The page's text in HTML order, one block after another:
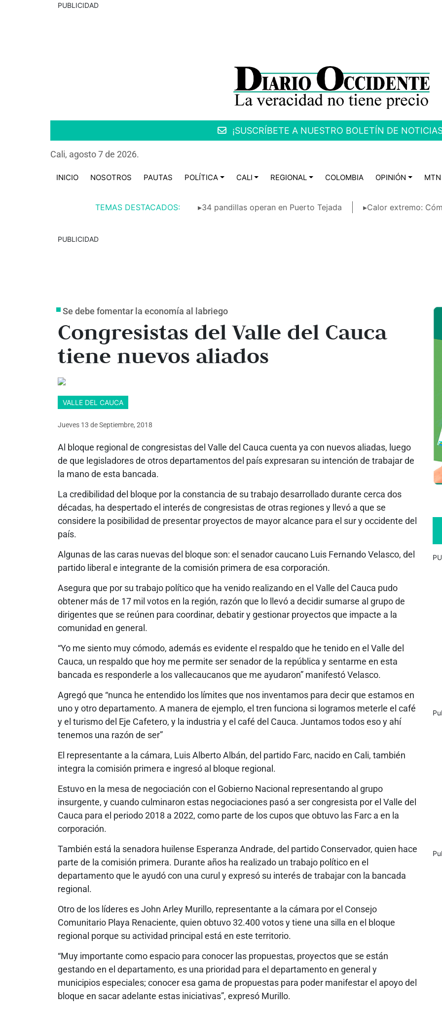
PUBLICIDAD
¡SUSCRÍBETE A NUESTRO BOLETÍN DE
Cali, agosto 7 de 2026.
INICIO NOSOTROS PAUTAS POLÍTICA CALI REGIONAL COLOMBIA OPINIÓN MTN
TEMAS DESTACADOS: ▸34 pandillas operan en Puerto Tejada ▸Calor extremo:
PUBLICIDAD
Se debe fomentar la economía al labriego
Congresistas del Valle del Cauca
tiene nuevos aliados
VALLE DEL CAUCA
Jueves 13 deSeptiembre, 2018
Al bloque regional de congresistas del Valle del Cauca cuenta ya con nuevos aliadas, luego
de que legisladores de otros departamentos del país expresaran su intención de trabajar de
la mano de esta bancada.
La credibilidad del bloque por la constancia de su trabajo desarrollado durante cerca dos
décadas, ha despertado el interés de congresistas de otras regiones y llevó a que se
considere la posibilidad de presentar proyectos de mayor alcance para el sur y occidente del
país.
Algunas de las caras nuevas del bloque son: el senador caucano Luis Fernando Velasco, del
partido liberal e integrante de la comisión primera de esa corporación.
Asegura que por su trabajo político que ha venido realizando en el Valle del Cauca pudo
obtener más de 17 mil votos en la región, razón que lo llevó a decidir sumarse al grupo de
dirigentes que se reúnen para coordinar, debatir y gestionar proyectos que impacte a la
comunidad en general.
“Yo me siento muy cómodo, además es evidente el respaldo que he tenido en el Valle del
Cauca, un respaldo que hoy me permite ser senador de la república y sentarme en esta
bancada es responderle a los vallecaucanos que me ayudaron” manifestó Velasco.
Agregó que “nunca he entendido los límites que nos inventamos para decir que estamos en
uno y otro departamento. A manera de ejemplo, el tren funciona si logramos meterle el café
y el turismo del Eje Cafetero, y la industria y el café del Cauca. Juntamos todos eso y ahí
tenemos una razón de ser”
El representante a la cámara, Luis Alberto Albán, del partido Farc, nacido en Cali, también
integra la comisión primera e ingresó al bloque regional.
Estuvo en la mesa de negociación con el Gobierno Nacional representando al grupo
insurgente, y cuando culminaron estas negociaciones pasó a ser congresista por el Valle del
Cauca para el periodo 2018 a 2022, como parte de los cupos que obtuvo las Farc a en la
corporación.
También está la senadora huilense Esperanza Andrade, del partido Conservador, quien hace
parte de la comisión primera. Durante años ha realizado un trabajo político en el
departamento que le ayudó con una curul y expresó su interés de trabajar con la bancada
regional.
Otro de los líderes es John Arley Murillo, representante a la cámara por el Consejo
Comunitario Playa Renaciente, quien obtuvo 32.400 votos y tiene una silla en el bloque
regional porque su actividad principal está en este territorio.
“Muy importante como espacio para conocer las propuestas, proyectos que se están
gestando en el departamento, es una prioridad para el departamento en general y
municipios especiales; conocer esa gama de propuestas para poder manifestar el apoyo del
bloque en sacar adelante estas iniciativas”, expresó Murillo.